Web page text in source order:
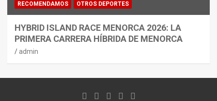
RECOMENDAMOS OTROS DEPORTES
HYBRID ISLAND RACE MENORCA 2026: LA
PRIMERA CARRERA HÍBRIDA DE MENORCA
admin